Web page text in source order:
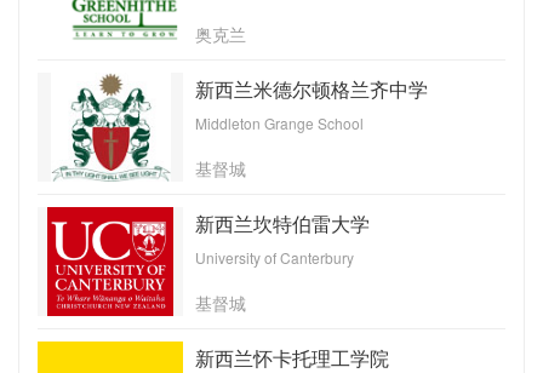
奥克兰
新西兰米德尔顿格兰齐中学
Middleton Grange School
基督城
新西兰坎特伯雷大学
University of Canterbury
基督城
新西兰怀卡托理工学院